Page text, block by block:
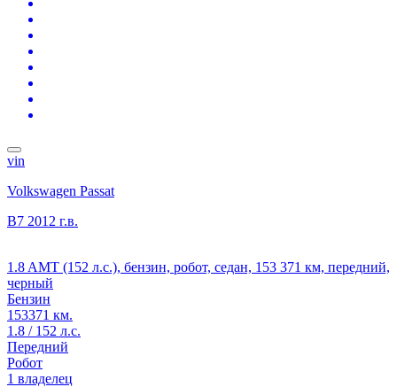
vin
Volkswagen Passat
B7 2012 г.в.
1.8 AMT (152 л.с.), бензин, робот, седан, 153 371 км, передний,
черный
Бензин
153371 км.
1.8 / 152 л.с.
Передний
Робот
1 владелец